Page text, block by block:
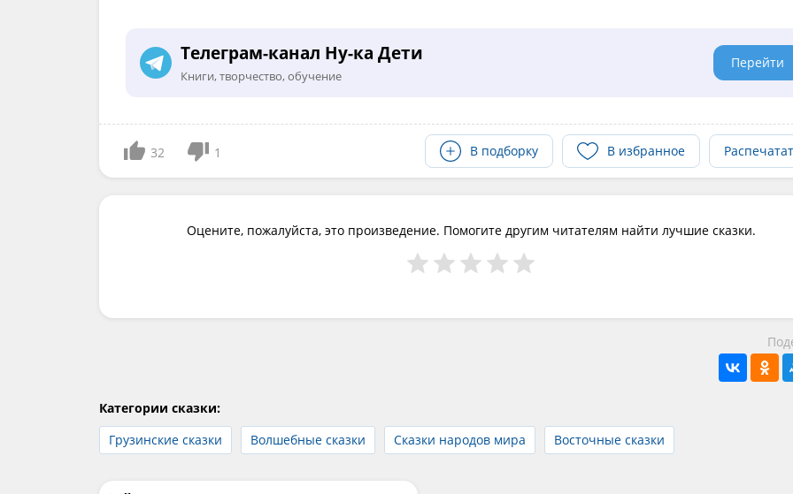
Телеграм-канал Ну-ка Дети
Книги, творчество, обучение
Перейти
32 1 В подборку В избранное
Оцените, пожалуйста, это произведение. Помогите другим читателям найти лучшие сказки.
Категории сказки:
Грузинские сказки
Волшебные сказки Сказки народов мира Восточные сказки